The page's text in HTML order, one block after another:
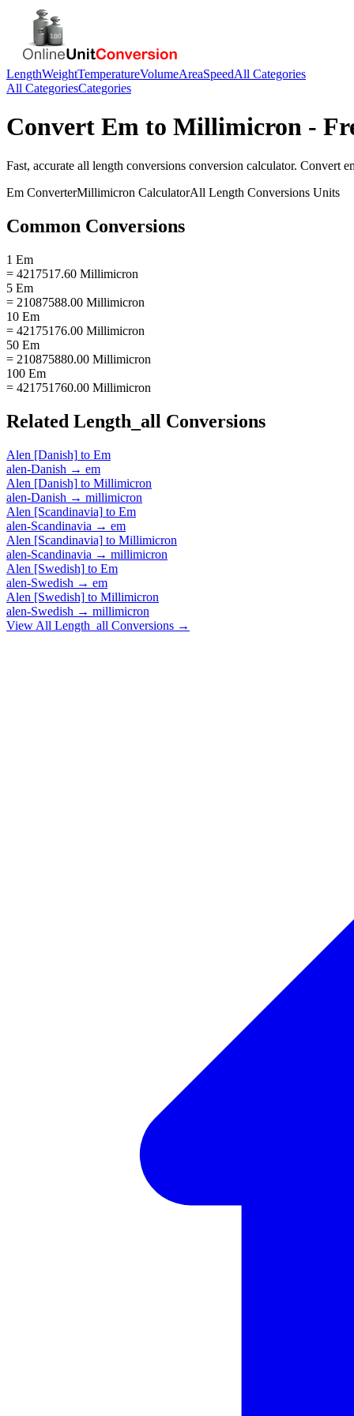
LengthWeightTemperatureVolumeAreaSpeedAll Categories
All CategoriesCategories
Convert Em to Millimicron -
Fast, accurate all length conversions conversion calculator. Convert
Em ConverterMillimicron CalculatorAll Length Conversions Units
Common Conversions
1 Em
= 4217517.60 Millimicron
5 Em
= 21087588.00 Millimicron
10 Em
= 42175176.00 Millimicron
50 Em
= 210875880.00 Millimicron
100 Em
= 421751760.00 Millimicron
Related Length_all Conversions
Alen [Danish] to Em
alen-Danish → em
Alen [Danish] to Millimicron
alen-Danish → millimicron
Alen [Scandinavia] to Em
alen-Scandinavia → em
Alen [Scandinavia] to Millimicron
alen-Scandinavia → millimicron
Alen [Swedish] to Em
alen-Swedish → em
Alen [Swedish] to Millimicron
alen-Swedish → millimicron
View All Length_all Conversions →